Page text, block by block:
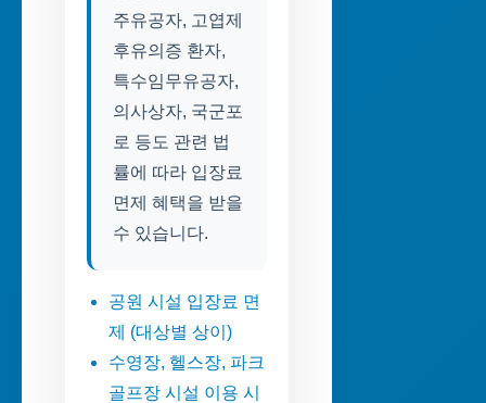
주유공자, 고엽제
후유의증 환자,
특수임무유공자,
의사상자, 국군포
로 등도 관련 법
률에 따라 입장료
면제 혜택을 받을
수 있습니다.
공원 시설 입장료 면
제 (대상별 상이)
수영장, 헬스장, 파크
골프장 시설 이용 시